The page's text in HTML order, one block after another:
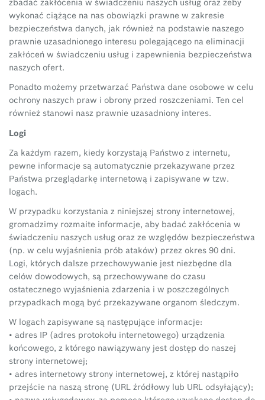
wykonać ciążące na nas obowiązki prawne w zakresie
bezpieczeństwa danych, jak również na podstawie naszego
prawnie uzasadnionego interesu polegającego na eliminacji
zakłóceń w świadczeniu usług i zapewnienia bezpieczeństwa
naszych ofert.
Ponadto możemy przetwarzać Państwa dane osobowe w celu
ochrony naszych praw i obrony przed roszczeniami. Ten cel
również stanowi nasz prawnie uzasadniony interes.
Logi
Za każdym razem, kiedy korzystają Państwo z internetu,
pewne informacje są automatycznie przekazywane przez
Państwa przeglądarkę internetową i zapisywane w tzw.
logach.
W przypadku korzystania z niniejszej strony internetowej,
gromadzimy rozmaite informacje, aby badać zakłócenia w
świadczeniu naszych usług oraz ze względów bezpieczeństwa
(np. w celu wyjaśnienia prób ataków) przez okres 90 dni.
Logi, których dalsze przechowywanie jest niezbędne dla
celów dowodowych, są przechowywane do czasu
ostatecznego wyjaśnienia zdarzenia i w poszczególnych
przypadkach mogą być przekazywane organom śledczym.
W logach zapisywane są następujące informacje:
• adres IP (adres protokołu internetowego) urządzenia
końcowego, z którego nawiązywany jest dostęp do naszej
strony internetowej;
• adres internetowy strony internetowej, z której nastąpiło
przejście na naszą stronę (URL źródłowy lub URL odsyłający);